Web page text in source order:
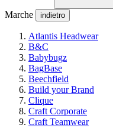
Marche indietro
Atlantis Headwear
B&C
Babybugz
BagBase
Beechfield
Build your Brand
Clique
Craft Corporate
Craft Teamwear